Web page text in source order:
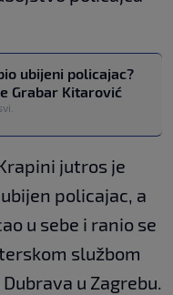
ubijeni policajac?
Grabar Kitarović
jutros je
policajac, a
u sebe i ranio se
službom
u Zagrebu.